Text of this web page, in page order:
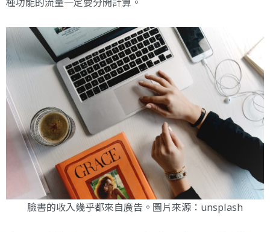
臉書的收入幾乎都來自廣告。圖片來源： unsplash